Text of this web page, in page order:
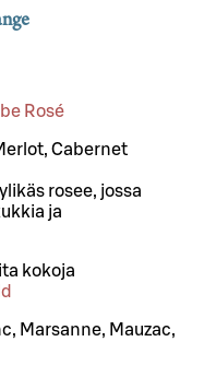
Rosé
Cabernet
rosee, jossa
ja
kokoja
Marsanne, Mauzac,